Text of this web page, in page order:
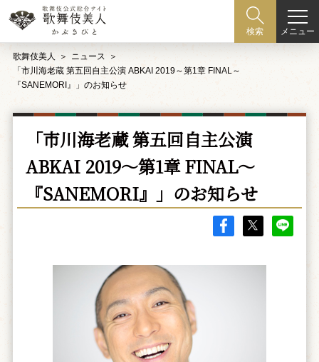
検索 メニュー
歌舞伎美人
ニュース
「市川海老蔵 第五回自主公演 ABKAI 2019～第1章 FINAL～
『SANEMORI』」のお知らせ
「市川海老蔵 第五回自主公演
ABKAI 2019～第1章 FINAL～
『SANEMORI』」のお知らせ